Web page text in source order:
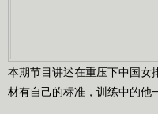
本期节目讲述在重压下中国女
材有自己的标准，训练中的他